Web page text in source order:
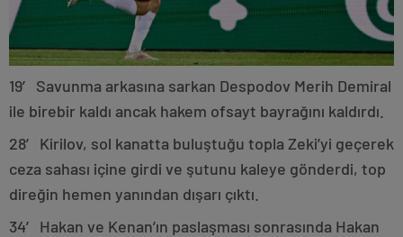
19′ Savunma arkasına sarkan Despodov Merih Demiral
ile birebir kaldı ancak hakem ofsayt bayrağını kaldırdı.
28′ Kirilov, sol kanatta buluştuğu topla Zeki’yi geçerek
ceza sahası içine girdi ve şutunu kaleye gönderdi, top
direğin hemen yanından dışarı çıktı.
34′ Hakan ve Kenan’ın paslaşması sonrasında Hakan